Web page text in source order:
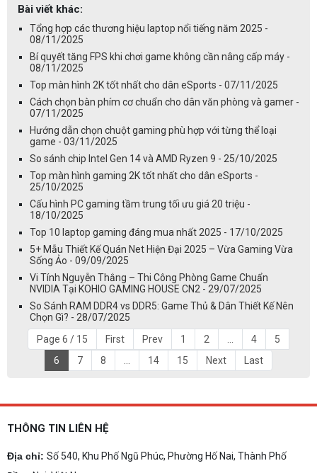
Bài viết khác:
Tổng hợp các thương hiệu laptop nổi tiếng năm 2025 -
08/11/2025
Bí quyết tăng FPS khi chơi game không cần nâng cấp máy -
08/11/2025
Top màn hình 2K tốt nhất cho dân eSports - 07/11/2025
Cách chọn bàn phím cơ chuẩn cho dân văn phòng và gamer -
07/11/2025
Hướng dẫn chọn chuột gaming phù hợp với từng thể loại
game - 03/11/2025
So sánh chip Intel Gen 14 và AMD Ryzen 9 - 25/10/2025
Top màn hình gaming 2K tốt nhất cho dân eSports -
25/10/2025
Cấu hình PC gaming tầm trung tối ưu giá 20 triệu -
18/10/2025
Top 10 laptop gaming đáng mua nhất 2025 - 17/10/2025
5+ Mẫu Thiết Kế Quán Net Hiện Đại 2025 – Vừa Gaming Vừa
Sống Ảo - 09/09/2025
Vi Tính Nguyễn Thắng – Thi Công Phòng Game Chuẩn
NVIDIA Tại KOHIO GAMING HOUSE CN2 - 29/07/2025
So Sánh RAM DDR4 vs DDR5: Game Thủ & Dân Thiết Kế Nên
Chọn Gì? - 28/07/2025
Page 6 / 15
First Prev 1 2 4
5
6
7 8 14 15 Next Last
THÔNG TIN LIÊN HỆ
Địa chỉ: Số 540, Khu Phố Ngũ Phúc, Phường Hố Nai, Thành Phố